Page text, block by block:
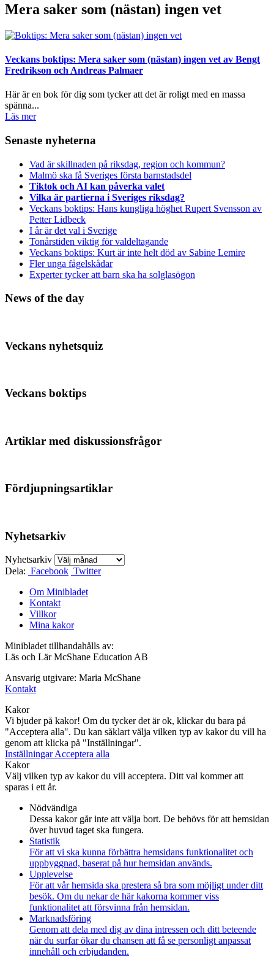
Mera saker som (nästan) ingen vet
Veckans boktips: Mera saker som (nästan) ingen vet av Bengt
Fredrikson och Andreas Palmaer
Här är en bok för dig som tycker att det är roligt med en massa
spänna...
Läs mer
Senaste nyheterna
Vad är skillnaden på riksdag, region och kommun?
Malmö ska få Sveriges första barnstadsdel
Tiktok och AI kan påverka valet
Vilka är partierna i Sveriges riksdag?
Veckans boktips: Hans kungliga höghet Rupert Svensson av
Petter Lidbeck
I år är det val i Sverige
Tonårstiden viktig för valdeltagande
Veckans boktips: Kurt är inte helt död av Sabine Lemire
Fler unga fågelskådar
Experter tycker att barn ska ha solglasögon
News of the day
Veckans nyhetsquiz
Veckans boktips
Artiklar med diskussionsfrågor
Fördjupningsartiklar
Nyhetsarkiv
Nyhetsarkiv
Dela: Facebook Twitter
Om Minibladet
Kontakt
Villkor
Mina kakor
Minibladet tillhandahålls av:
Läs och Lär McShane Education AB
Ansvarig utgivare: Maria McShane
Kontakt
Kakor
Vi bjuder på kakor! Om du tycker det är ok, klickar du bara på
"Acceptera alla". Du kan såklart välja vilken typ av kakor du vill ha
genom att klicka på "Inställningar".
InställningarAcceptera alla
Kakor
Välj vilken typ av kakor du vill acceptera. Ditt val kommer att
sparas i ett år.
Nödvändiga
Dessa kakor går inte att välja bort. De behövs för att hemsidan
över huvud taget ska fungera.
Statistik
För att vi ska kunna förbättra hemsidans funktionalitet och
uppbyggnad, baserat på hur hemsidan används.
Upplevelse
För att vår hemsida ska prestera så bra som möjligt under ditt
besök. Om du nekar de här kakorna kommer viss
funktionalitet att försvinna från hemsidan.
Marknadsföring
Genom att dela med dig av dina intressen och ditt beteende
när du surfar ökar du chansen att få se personligt anpassat
innehåll och erbjudanden.